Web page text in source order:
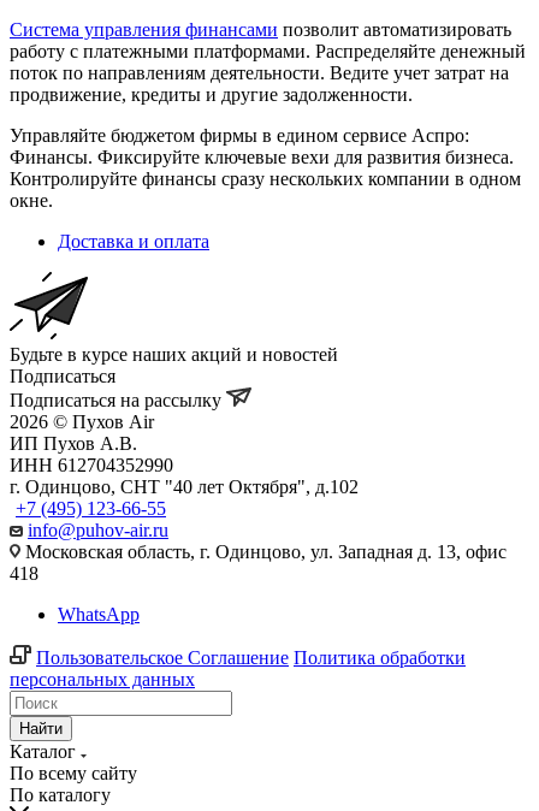
Система управления финансами позволит автоматизировать
работу с платежными платформами. Распределяйте денежный
поток по направлениям деятельности. Ведите учет затрат на
продвижение, кредиты и другие задолженности.
Управляйте бюджетом фирмы в едином сервисе Аспро:
Финансы. Фиксируйте ключевые вехи для развития бизнеса.
Контролируйте финансы сразу нескольких компании в одном
окне.
Доставка и оплата
Будьте в курсе наших акций и новостей
Подписаться
Подписаться на рассылку
2026 © Пухов Air
ИП Пухов А.В.
ИНН 612704352990
г. Одинцово, СНТ "40 лет Октября", д.102
+7 (495) 123-66-55
info@puhov-air.ru
Московская область, г. Одинцово, ул. Западная д. 13, офис
418
WhatsApp
Пользовательское Соглашение Политика обработки
персональных данных
Найти
Каталог
По всему сайту
По каталогу